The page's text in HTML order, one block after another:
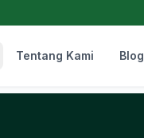
Tentang Kami Blog